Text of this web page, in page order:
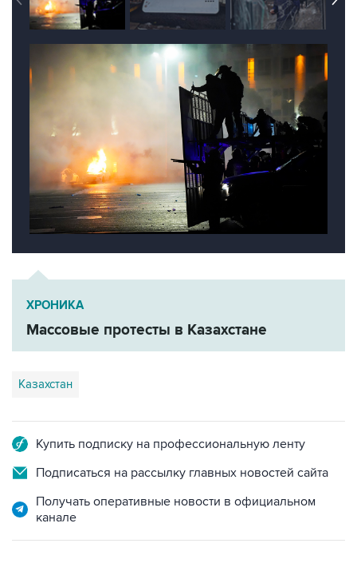
ХРОНИКА
Массовые протесты в Казахстане
Казахстан
Купить подписку на профессиональную ленту
Подписаться на рассылку главных новостей сайта
Получать оперативные новости в официальном
канале